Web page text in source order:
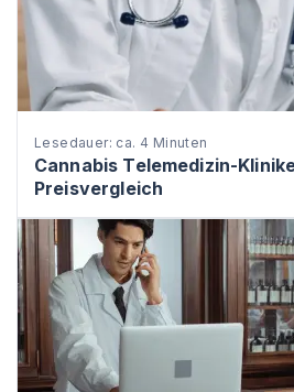
Lesedauer: ca. 4 Minuten
Cannabis Telemedizin-
Preisvergleich